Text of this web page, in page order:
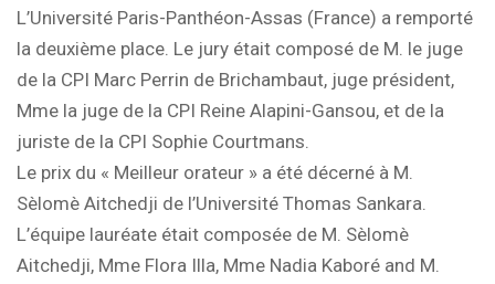
L’Université Paris-Panthéon-Assas (France) a remporté
la deuxième place. Le jury était composé de M. le juge
de la CPI Marc Perrin de Brichambaut, juge président,
Mme la juge de la CPI Reine Alapini-Gansou, et de la
juriste de la CPI Sophie Courtmans.
Le prix du « Meilleur orateur » a été décerné à M.
Sèlomè Aitchedji de l’Université Thomas Sankara.
L’équipe lauréate était composée de M. Sèlomè
Aitchedji, Mme Flora Illa, Mme Nadia Kaboré and M.